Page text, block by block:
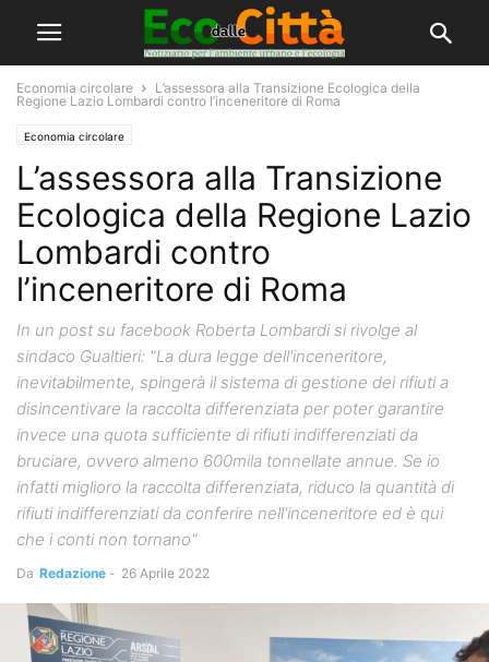
Economia circolare
L’assessora alla Transizione Ecologica della
Regione Lazio Lombardi contro l’inceneritore di Roma
Economia circolare
L’assessora alla Transizione
Ecologica della Regione Lazio
Lombardi contro
l’inceneritore di Roma
In un post su facebook Roberta Lombardi si rivolge al
sindaco Gualtieri: "La dura legge dell'inceneritore,
inevitabilmente, spingerà il sistema di gestione dei rifiuti a
disincentivare la raccolta differenziata per poter garantire
invece una quota sufficiente di rifiuti indifferenziati da
bruciare, ovvero almeno 600mila tonnellate annue. Se io
infatti miglioro la raccolta differenziata, riduco la quantità di
rifiuti indifferenziati da conferire nell'inceneritore ed è qui
che i conti non tornano"
Da Redazione - 26 Aprile 2022